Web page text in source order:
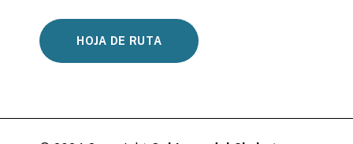
HOJA DE RUTA